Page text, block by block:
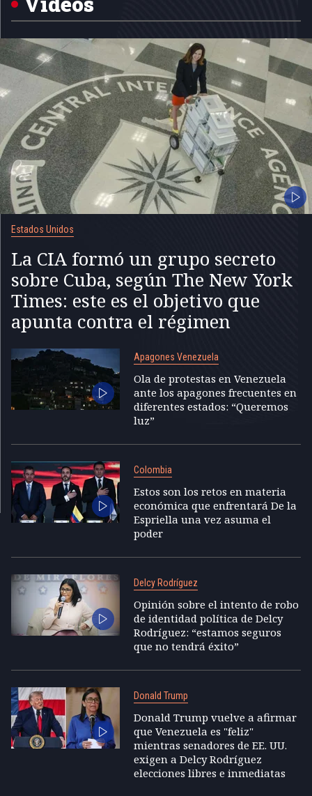
Estados Unidos
La CIA formó un grupo secreto
sobre Cuba, según The New York
Times: este es el objetivo que
apunta contra el régimen
Apagones Venezuela
Ola de protestas en Venezuela
ante los apagones frecuentes en
diferentes estados: “Queremos
luz”
Colombia
Estos son los retos en materia
económica que enfrentará De la
Espriella una vez asuma el
poder
Delcy Rodríguez
Opinión sobre el intento de robo
de identidad política de Delcy
Rodríguez: “estamos seguros
que no tendrá éxito”
Donald Trump
Donald Trump vuelve a afirmar
que Venezuela es "feliz"
mientras senadores de EE. UU.
exigen a Delcy Rodríguez
elecciones libres e inmediatas